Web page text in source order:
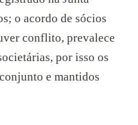
o acordo de sócios
conflito, prevalece
por isso os
e mantidos